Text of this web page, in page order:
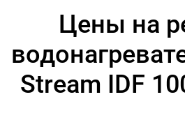
Цены на
Stream IDF